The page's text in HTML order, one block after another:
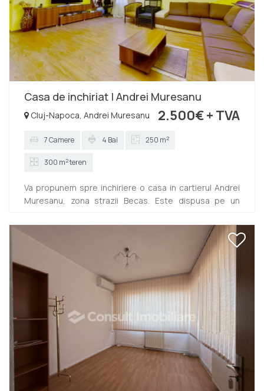
Casa de inchiriat | Andrei Muresanu
2.500€+ TVA
Cluj-Napoca, Andrei Muresanu
7 Camere 4 Bai 250 m2
300 m2teren
Va propunem spre inchiriere o casa in cartierul Andrei
Muresanu, zona strazii Becas. Este dispusa pe un
mp si 50 mp curte. Compartimentarea a fost gandita
astfel: Subsol" - 1 camera tehnica - 1 camera pentru
depozitare - 1 camera - hol Parter: - 1 living - 1 bucatarie
- 1 baie - hol - 1 dormitor Etaj 1: - 3 dormitoare fiecare
cu baie proprie - hol In plus dispune de 1 terasa
acoperita. Se inchiriaza com...